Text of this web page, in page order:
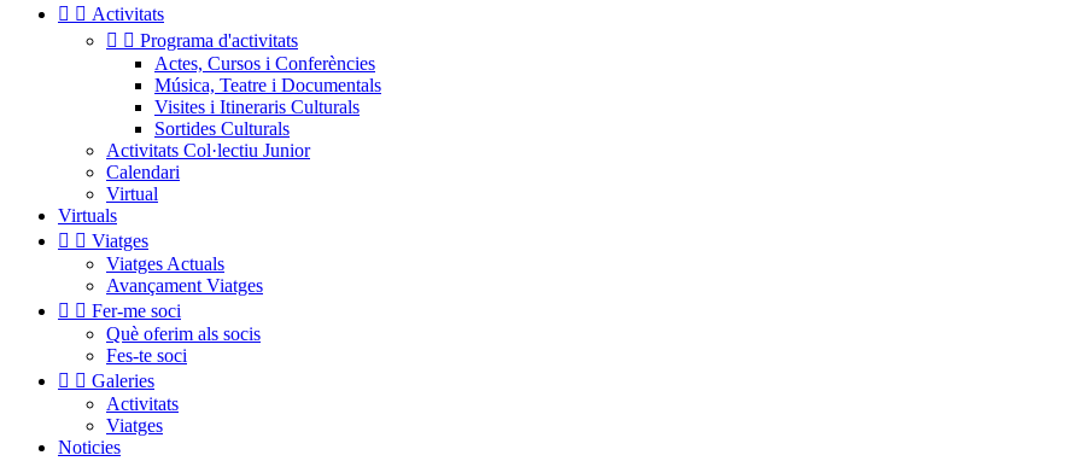
  Activitats
  Programa d'activitats
Actes, Cursos i Conferències
Música, Teatre i Documentals
Visites i Itineraris Culturals
Sortides Culturals
Activitats Col·lectiu Junior
Calendari
Virtual
Virtuals
  Viatges
Viatges Actuals
Avançament Viatges
  Fer-me soci
Què oferim als socis
Fes-te soci
  Galeries
Activitats
Viatges
Noticies